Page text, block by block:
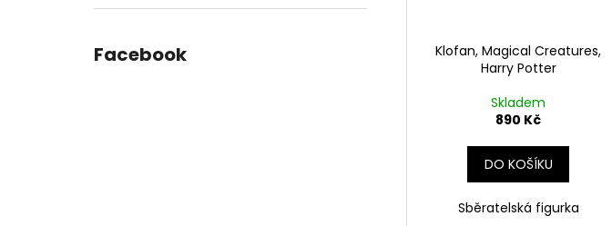
Facebook
Klofan, Magical Creatures,
Harry Potter
Skladem
890 Kč
DO KOŠÍKU
Sběratelská figurka